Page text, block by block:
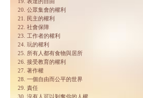
20. 公眾集會的權利
21. 民主的權利
22. 社會保障
23. 工作者的權利
24. 玩的權利
25. 所有人都有食物與居所
26. 接受教育的權利
27. 著作權
28. 一個自由而公平的世界
29. 責任
30. 沒有人可以剝奪你的人權